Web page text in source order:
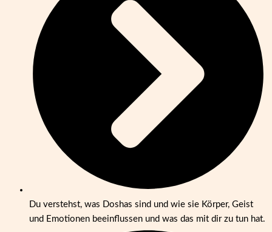
Du verstehst, was Doshas sind und wie sie Körper, Geist
und Emotionen beeinflussen und was das mit dir zu tun hat.